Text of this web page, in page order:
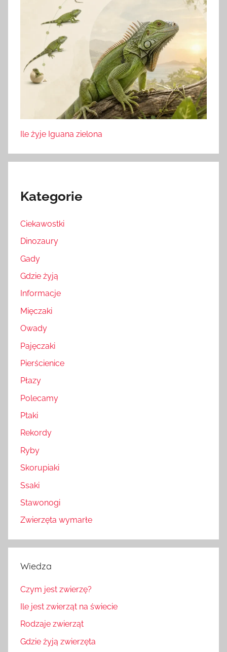
Ile żyje Iguana zielona
Kategorie
Ciekawostki
Dinozaury
Gady
Gdzie żyją
Informacje
Mięczaki
Owady
Pajęczaki
Pierścienice
Płazy
Polecamy
Ptaki
Rekordy
Ryby
Skorupiaki
Ssaki
Stawonogi
Zwierzęta wymarłe
Wiedza
Czym jest zwierzę?
Ile jest zwierząt na świecie
Rodzaje zwierząt
Gdzie żyją zwierzęta